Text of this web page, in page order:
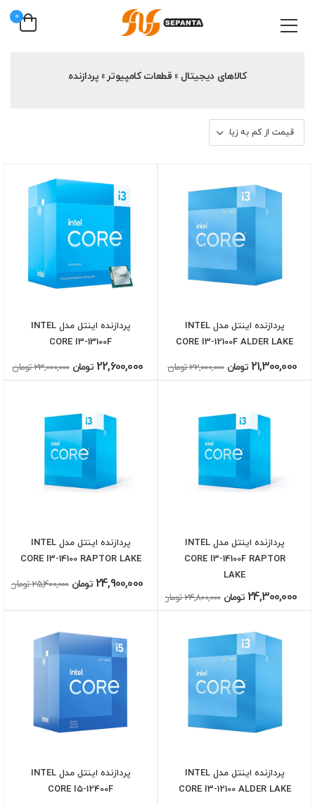
0
کالاهای دیجیتال » قطعات کامپیوتر » پردازنده
پردازنده اینتل مدل INTEL
CORE I3-12100F ALDER LAKE
21,300,000 تومان 22,000,000 تومان
پردازنده اینتل مدل INTEL
CORE I3-13100F
22,600,000 تومان 23,000,000 تومان
پردازنده اینتل مدل INTEL
CORE I3-14100F RAPTOR
LAKE
24,300,000 تومان 24,800,000 تومان
پردازنده اینتل مدل INTEL
CORE I3-14100 RAPTOR LAKE
24,900,000 تومان 25,400,000 تومان
پردازنده اینتل مدل INTEL
CORE I3-12100 ALDER LAKE
پردازنده اینتل مدل INTEL
CORE I5-12400F